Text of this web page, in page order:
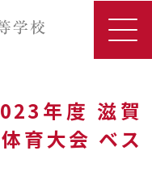
年度 滋賀
育大会 ベス